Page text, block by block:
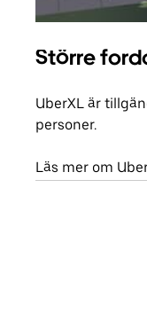
Större
UberXL är
personer.
Läs mer om